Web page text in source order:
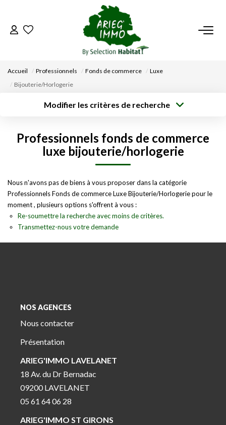
ACCUEIL
VENDRE UN BIEN
DÉPOSEZ VOTRE RECHERCHE
CONTACT
EN
Accueil Professionnels Fonds de commerce
Luxe
Bijouterie/Horlogerie
Modifier les critères de recherche
Sélectionnez...
Type de bien
Surface min
Budget max
Professionnels fonds de commerce
luxe bijouterie/horlogerie
Nous n'avons pas de biens à vous proposer dans la catégorie
Professionnels Fonds de commerce Luxe Bijouterie/Horlogerie pour le
moment , plusieurs options s'offrent à vous :
Re-soumettre la recherche avec moins de critères.
Transmettez-nous votre demande
NOS AGENCES
Nous contacter
Présentation
ARIEG'IMMO LAVELANET
18 Av. du Dr Bernadac
09200 LAVELANET
05 61 64 06 28
ARIEG'IMMO ST GIRONS